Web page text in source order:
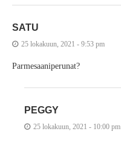
SATU
25 lokakuun, 2021 - 9:53 pm
Parmesaaniperunat?
PEGGY
25 lokakuun, 2021 - 10:00 pm